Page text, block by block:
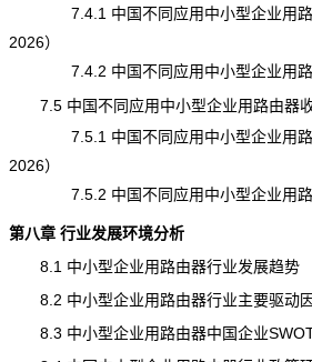
7.4.1 中国不同应用中小型企业用路
2026）
7.4.2 中国不同应用中小型企业用路
7.5 中国不同应用中小型企业用路由器收
7.5.1 中国不同应用中小型企业用路
2026）
7.5.2 中国不同应用中小型企业用路
第八章 行业发展环境分析
8.1 中小型企业用路由器行业发展趋势
8.2 中小型企业用路由器行业主要驱动
8.3 中小型企业用路由器中国企业